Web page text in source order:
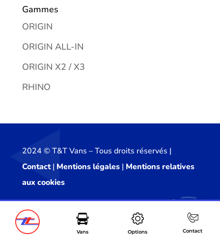
Vans Options Contact
Gammes
ORIGIN
ORIGIN ALL-IN
ORIGIN X2 / X3
RHINO
2024 ©️ T&T Vans – Tous droits réservés |
Contact| Mentions légales| Mentions relatives
aux cookies